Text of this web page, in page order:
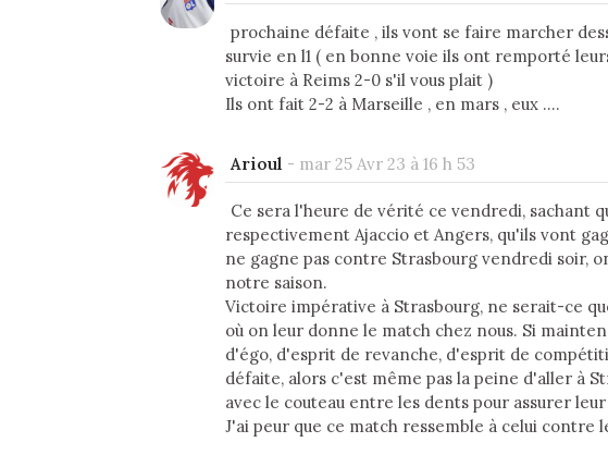
prochaine défaite , ils vont se faire marcher
survie en l1 ( en bonne voie ils ont remporté
victoire à Reims 2-0 s'il vous plait )
Ils ont fait 2-2 à Marseille , en mars , eux ....
Arioul - mar 25 Avr 23 à 16 h 53
Ce sera l'heure de vérité ce vendredi, sachant
respectivement Ajaccio et Angers, qu'ils vont
ne gagne pas contre Strasbourg vendredi soir,
notre saison.
Victoire impérative à Strasbourg, ne serait-ce
où on leur donne le match chez nous. Si
d'égo, d'esprit de revanche, d'esprit de
défaite, alors c'est même pas la peine d'aller à
avec le couteau entre les dents pour assurer
J'ai peur que ce match ressemble à celui contre